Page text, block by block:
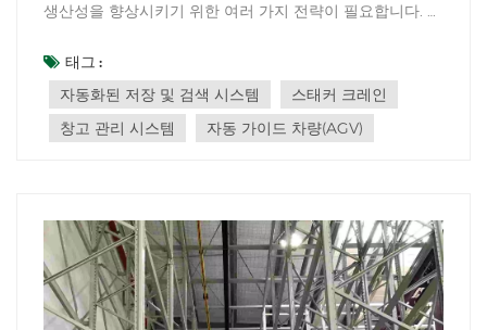
생산성을 향상시키기 위한 여러 가지 전략이 필요합니다. 스
은 다음과 같습니다.1. 최적화된 창고 레이아웃: 스태커 크레
인의 이동 거리를 최소화하고 피킹 경로를 최적화하도록 창
고 레이아웃을 설계합...
태그 :
자동화된 저장 및 검색 시스템
스태커 크레인
창고 관리 시스템
자동 가이드 차량(AGV)